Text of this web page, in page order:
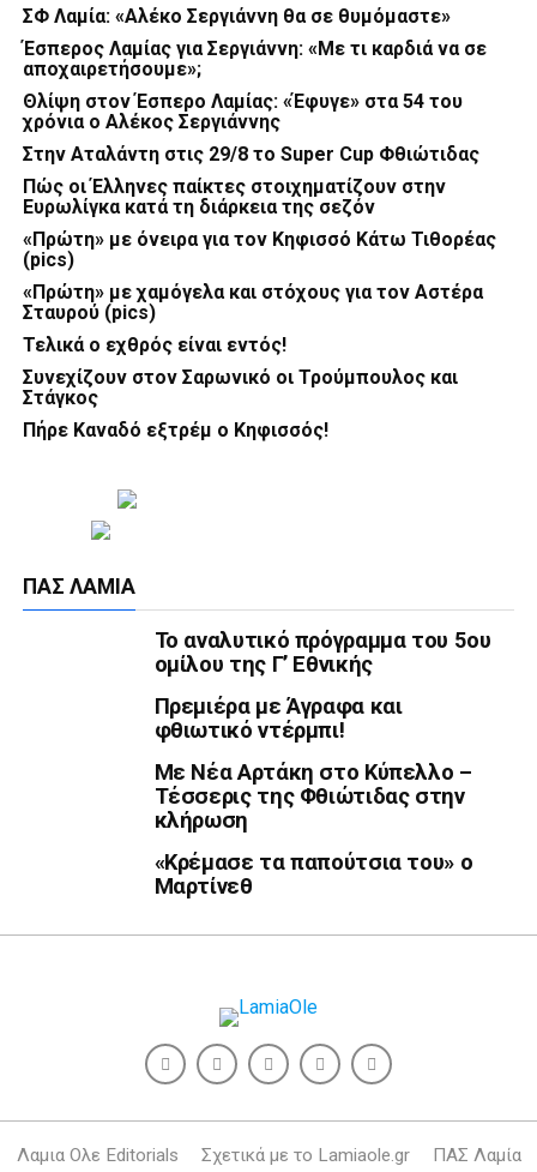
ΣΦ Λαμία: «Αλέκο Σεργιάννη θα σε θυμόμαστε»
Έσπερος Λαμίας για Σεργιάννη: «Με τι καρδιά να σε
αποχαιρετήσουμε»;
Θλίψη στον Έσπερο Λαμίας: «Έφυγε» στα 54 του
χρόνια ο Αλέκος Σεργιάννης
Στην Αταλάντη στις 29/8 το Super Cup Φθιώτιδας
Πώς οι Έλληνες παίκτες στοιχηματίζουν στην
Ευρωλίγκα κατά τη διάρκεια της σεζόν
«Πρώτη» με όνειρα για τον Κηφισσό Κάτω Τιθορέας
(pics)
«Πρώτη» με χαμόγελα και στόχους για τον Αστέρα
Σταυρού (pics)
Τελικά ο εχθρός είναι εντός!
Συνεχίζουν στον Σαρωνικό οι Τρούμπουλος και
Στάγκος
Πήρε Καναδό εξτρέμ ο Κηφισσός!
ΠΑΣ ΛΑΜΊΑ
Το αναλυτικό πρόγραμμα του 5ου
ομίλου της Γ’ Εθνικής
Πρεμιέρα με Άγραφα και
φθιωτικό ντέρμπι!
Με Νέα Αρτάκη στο Κύπελλο –
Τέσσερις της Φθιώτιδας στην
κλήρωση
«Κρέμασε τα παπούτσια του» ο
Μαρτίνεθ
Λαμια Ολε Editorials Σχετικά με το Lamiaole.gr ΠΑΣ Λαμία